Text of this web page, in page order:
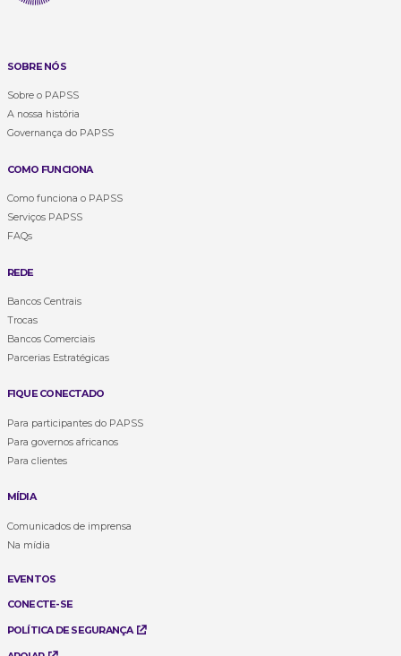
SOBRE NÓS
Sobre o PAPSS
A nossa história
Governança do PAPSS
COMO FUNCIONA
Como funciona o PAPSS
Serviços PAPSS
FAQs
REDE
Bancos Centrais
Trocas
Bancos Comerciais
Parcerias Estratégicas
FIQUE CONECTADO
Para participantes do PAPSS
Para governos africanos
Para clientes
MÍDIA
Comunicados de imprensa
Na mídia
EVENTOS
CONECTE-SE
POLÍTICA DE SEGURANÇA